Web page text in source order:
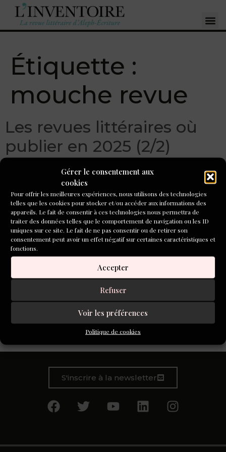
Gérer le consentement aux
cookies
Pour offrir les meilleures expériences, nous utilisons des technologies
telles que les cookies pour stocker et/ou accéder aux informations des
appareils. Le fait de consentir à ces technologies nous permettra de
traiter des données telles que le comportement de navigation ou les ID
uniques sur ce site. Le fait de ne pas consentir ou de retirer son
consentement peut avoir un effet négatif sur certaines caractéristiques et
fonctions.
Accepter
Refuser
Voir les préférences
Politique de cookies
Étiquette :
mouche revue
Les revues littéraires où
publier en 2025 (2/2)
Mouche est une revue mêlant photographie et poésie. Elle
a été créée en 2021 par Léa Boisset et Clémentine Saucier
alors qu’elles étaient à l’Université.
S'inscrire à la newsletter